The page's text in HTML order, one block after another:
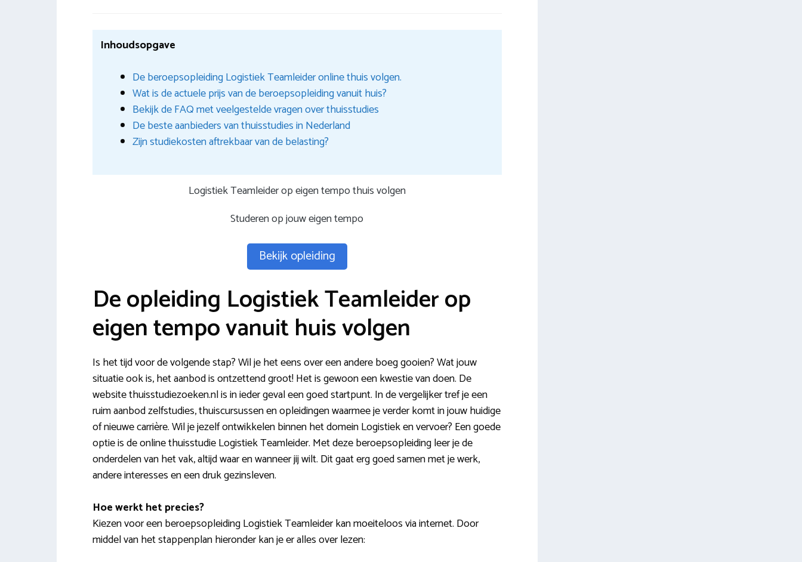
Inhoudsopgave
De beroepsopleiding Logistiek Teamleider online thuis volgen.
Wat is de actuele prijs van de beroepsopleiding vanuit huis?
Bekijk de FAQ met veelgestelde vragen over thuisstudies
De beste aanbieders van thuisstudies in Nederland
Zijn studiekosten aftrekbaar van de belasting?
Logistiek Teamleider op eigen tempo thuis volgen
Studeren op jouw eigen tempo
Bekijk opleiding
De opleiding Logistiek Teamleider op
eigen tempo vanuit huis volgen
Is het tijd voor de volgende stap? Wil je het eens over een andere boeg gooien? Wat jouw
situatie ook is, het aanbod is ontzettend groot! Het is gewoon een kwestie van doen. De
website thuisstudiezoeken.nl is in ieder geval een goed startpunt. In de vergelijker tref je een
ruim aanbod zelfstudies, thuiscursussen en opleidingen waarmee je verder komt in jouw huidige
of nieuwe carrière. Wil je jezelf ontwikkelen binnen het domein Logistiek en vervoer? Een goede
optie is de online thuisstudie Logistiek Teamleider. Met deze beroepsopleiding leer je de
onderdelen van het vak, altijd waar en wanneer jij wilt. Dit gaat erg goed samen met je werk,
andere interesses en een druk gezinsleven.
Hoe werkt het precies?
Kiezen voor een beroepsopleiding Logistiek Teamleider kan moeiteloos via internet. Door
middel van het stappenplan hieronder kan je er alles over lezen: